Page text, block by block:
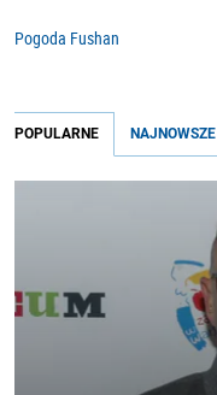
Pogoda Fushan
POPULARNE NAJNOWSZE